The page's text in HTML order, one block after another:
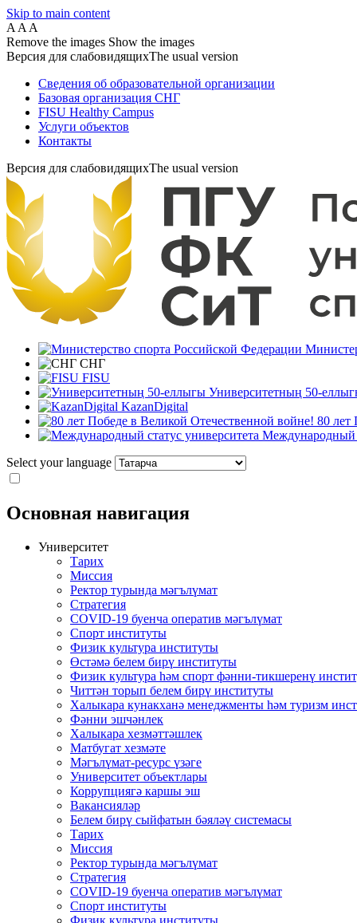
Skip to main content
A A A
Remove the images Show the images
Версия для слабовидящихThe usual version
Сведения об образовательной организации
Базовая организация СНГ
FISU Healthy Campus
Услуги объектов
Контакты
Версия для слабовидящихThe usual version
СНГ
FISU
Университетның 50-
KazanDigital
80 лет
Международный
Select your language
Основная навигация
Университет
Тарих
Миссия
Ректор турында мәгълүмат
Стратегия
COVID-19 буенча оператив мәгълүмат
Спорт институты
Физик культура институты
Өстәмә белем бирү институты
Физик культура һәм спорт фәнни-тикшеренү
Читтән торып белем бирү институты
Халыкара кунакханә менеджменты һәм туризм
Фәнни эшчәнлек
Халыкара хезмәттәшлек
Матбугат хезмәте
Мәгълүмат-ресурс үзәге
Университет объектлары
Коррупциягә каршы эш
Вакансияләр
Белем бирү сыйфатын бәяләү системасы
Тарих
Миссия
Ректор турында мәгълүмат
Стратегия
COVID-19 буенча оператив мәгълүмат
Спорт институты
Физик культура институты